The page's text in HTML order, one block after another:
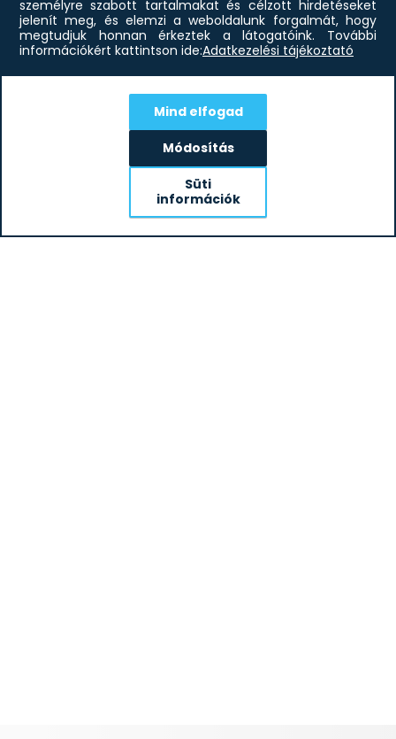
személyre szabott tartalmakat és célzott hirdetéseket
jelenít meg, és elemzi a weboldalunk forgalmát, hogy
megtudjuk honnan érkeztek a látogatóink.
További
információkért kattintson ide:Adatkezelési tájékoztató
Mind elfogad
Módosítás
Süti
információk